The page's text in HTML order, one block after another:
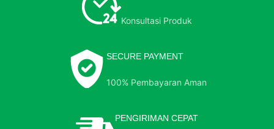
Konsultasi Produk
SECURE PAYMENT
100% Pembayaran Aman
PENGIRIMAN CEPAT